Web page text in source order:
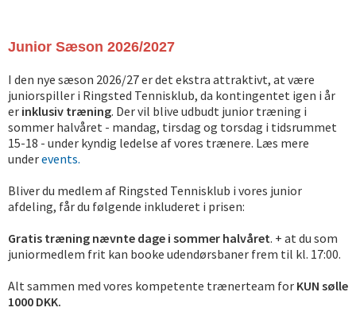
Junior Sæson 2026/2027
I den nye sæson 2026/27 er det ekstra attraktivt, at være
juniorspiller i Ringsted Tennisklub, da kontingentet igen i år
er inklusiv træning. Der vil blive udbudt junior træning i
sommer halvåret - mandag, tirsdag og torsdag i tidsrummet
15-18 - under kyndig ledelse af vores trænere. Læs mere
underevents.
Bliver du medlem af Ringsted Tennisklub i vores junior
afdeling, får du følgende inkluderet i prisen:
Gratis træning nævnte dage i sommer halvåret. + at du som
juniormedlem frit kan booke udendørsbaner frem til kl. 17:00.
Alt sammen med vores kompetente trænerteam for KUN sølle
1000 DKK.